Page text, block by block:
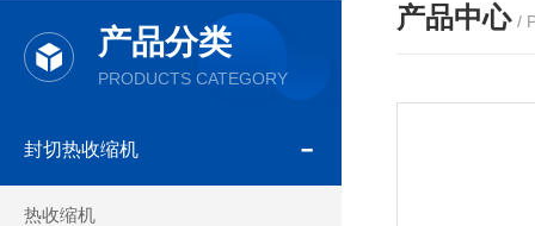
产品分类
PRODUCTS CATEGORY
封切热收缩机
热收缩机
产品中心 /